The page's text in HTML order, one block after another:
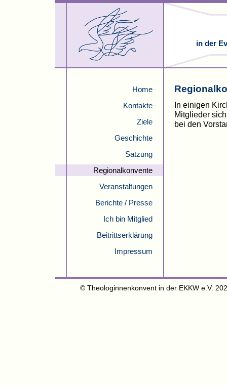
in der
Home
Kontakte
Ziele
Geschichte
Satzung
Regionalkonvente
Veranstaltungen
Berichte / Presse
Ich bin Mitglied
Beitrittserklärung
Impressum
In einigen
Mitglieder
bei den
© Theologinnenkonvent in der EKKW e.V.